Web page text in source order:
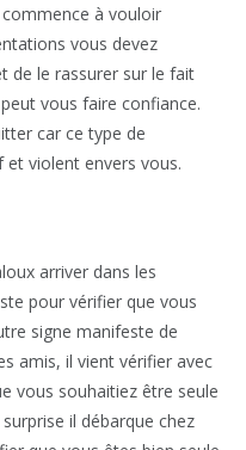
à vouloir
vous devez
de le rassurer sur le fait
vous faire confiance.
car ce type de
violent envers vous.
arriver dans les
pour vérifier que vous
signe manifeste de
amis, il vient vérifier avec
vous souhaitiez être seule
il débarque chez